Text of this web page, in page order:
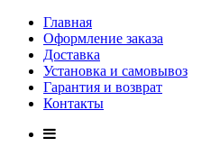
Главная
Оформление заказа
Доставка
Установка и самовывоз
Гарантия и возврат
Контакты